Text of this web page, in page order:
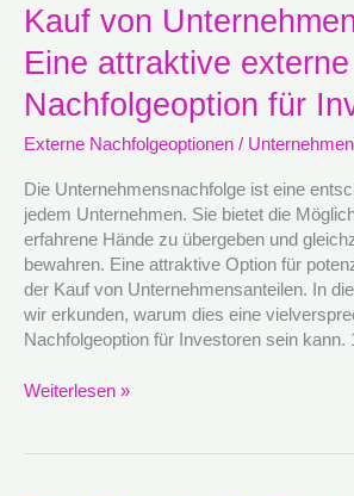
Kauf von
Eine attraktive externe
Nachfolgeoption für
Externe Nachfolgeoptionen /
Die Unternehmensnachfolge ist eine
jedem Unternehmen. Sie bietet die
erfahrene Hände zu übergeben und
bewahren. Eine attraktive Option für
der Kauf von Unternehmensanteilen. In
wir erkunden, warum dies eine
Nachfolgeoption für Investoren sein kann.
Kauf
von
Unternehmensanteilen:
attraktive
externe
für
Investoren
Weiterlesen »